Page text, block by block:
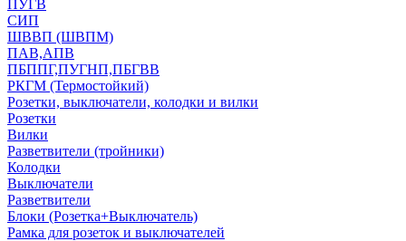
ПУГВ
СИП
ШВВП (ШВПМ)
ПАВ,АПВ
ПБППГ,ПУГНП,ПБГВВ
РКГМ (Термостойкий)
Розетки, выключатели, колодки и вилки
Розетки
Вилки
Разветвители (тройники)
Колодки
Выключатели
Разветвители
Блоки (Розетка+Выключатель)
Рамка для розеток и выключателей